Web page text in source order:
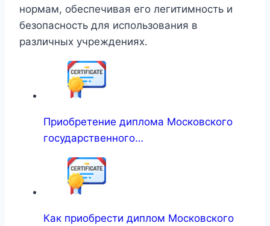
нормам, обеспечивая его легитимность и
безопасность для использования в
различных учреждениях.
Приобретение диплома Московского
государственного…
Как приобрести диплом Московского